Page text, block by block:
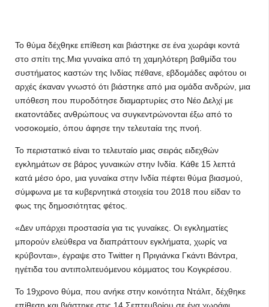
Το θύμα δέχθηκε επίθεση και βιάστηκε σε ένα χωράφι κοντά
στο σπίτι της.Μια γυναίκα από τη χαμηλότερη βαθμίδα του
συστήματος καστών της Ινδίας πέθανε, εβδομάδες αφότου οι
αρχές έκαναν γνωστό ότι βιάστηκε από μια ομάδα ανδρών, μια
υπόθεση που πυροδότησε διαμαρτυρίες στο Νέο Δελχί με
εκατοντάδες ανθρώπους να συγκεντρώνονται έξω από το
νοσοκομείο, όπου άφησε την τελευταία της πνοή.
Το περιστατικό είναι το τελευταίο μιας σειράς ειδεχθών
εγκλημάτων σε βάρος γυναικών στην Ινδία. Κάθε 15 λεπτά
κατά μέσο όρο, μια γυναίκα στην Ινδία πέφτει θύμα βιασμού,
σύμφωνα με τα κυβερνητικά στοιχεία του 2018 που είδαν το
φως της δημοσιότητας φέτος.
«Δεν υπάρχει προστασία για τις γυναίκες. Οι εγκληματίες
μπορούν ελεύθερα να διαπράττουν εγκλήματα, χωρίς να
κρύβονται», έγραψε στο Twitter η Πριγιάνκα Γκάντι Βάντρα,
ηγέτιδα του αντιπολιτευόμενου κόμματος του Κογκρέσου.
Το 19χρονο θύμα, που ανήκε στην κοινότητα Ντάλιτ, δέχθηκε